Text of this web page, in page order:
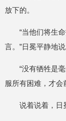
放下的。
“当他们将生
言。”日冕平静地说
“没有牺牲是
服所有困难，才会
说着说着，日